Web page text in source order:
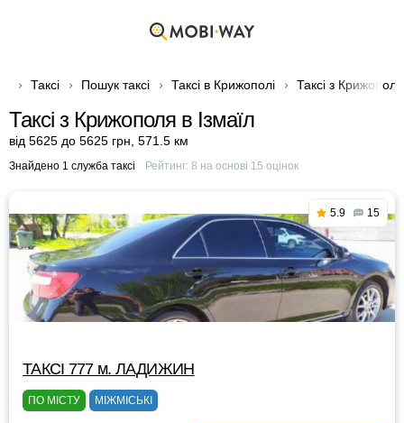
Таксі Пошук таксі Таксі в Крижополі Таксі з
Таксі з Крижополя в Ізмаїл
від 5625 до 5625 грн 571.5 км
Знайдено 1 служба таксі Рейтинг: 8 на основі 15 оцінок
5.9 15
ТАКСІ 777 м. ЛАДИЖИН
ПО МІСТУ МІЖМІСЬКІ